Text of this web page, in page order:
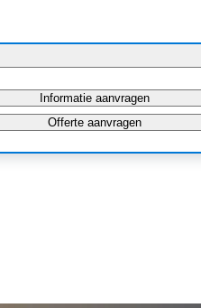
Informatie aanvragen
Offerte aanvragen